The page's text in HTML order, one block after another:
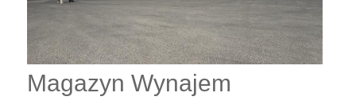
Magazyn Wynajem